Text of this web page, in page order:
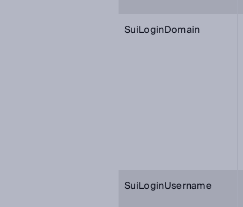
SuiLoginDomain
SuiLoginUsername